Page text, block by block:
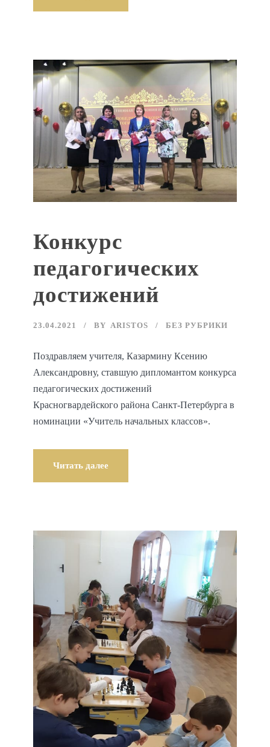
Конкурс
педагогических
достижений
23.04.2021 BY ARISTOS БЕЗ РУБРИКИ
Поздравляем учителя, Казармину Ксению
Александровну, ставшую дипломантом конкурса
педагогических достижений
Красногвардейского района Санкт-Петербурга в
номинации «Учитель начальных классов».
Читать далее